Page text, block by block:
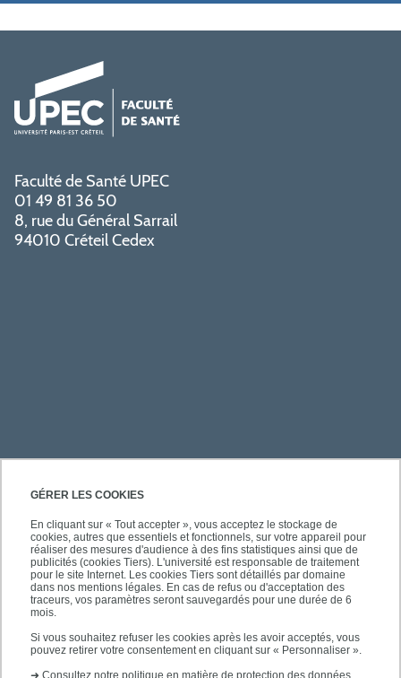
GÉRER LES COOKIES
En cliquant sur « Tout accepter », vous acceptez le stockage de
cookies, autres que essentiels et fonctionnels, sur votre appareil pour
réaliser des mesures d'audience à des fins statistiques ainsi que de
publicités (cookies Tiers). L'université est responsable de traitement
pour le site Internet. Les cookies Tiers sont détaillés par domaine
dans nos mentions légales. En cas de refus ou d'acceptation des
traceurs, vos paramètres seront sauvegardés pour une durée de 6
mois.
Si vous souhaitez refuser les cookies après les avoir acceptés, vous
pouvez retirer votre consentement en cliquant sur « Personnaliser ».
Faculté de Santé UPEC
01 49 81 36 50
8, rue du Général Sarrail
94010 Créteil Cedex
PRATIQUE
ACCÈS RAPIDES
SUIVEZ-NOUS